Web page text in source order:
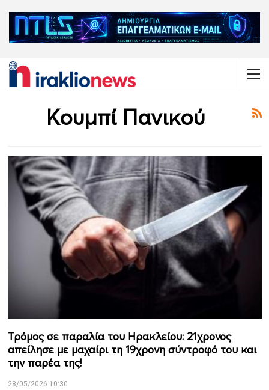
Κουμπί Πανικού
Τρόμος σε παραλία του Ηρακλείου: 21χρονος
απείλησε με μαχαίρι τη 19χρονη σύντροφό του και
την παρέα της!
28/05/2026 10:30